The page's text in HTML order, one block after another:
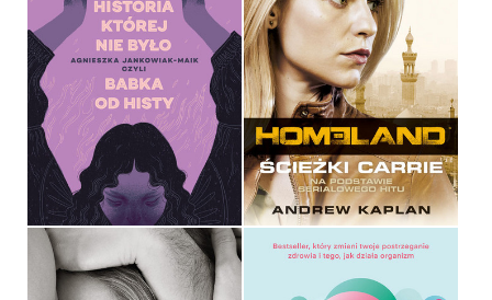
HISTORIA, KTÓREJ NIE
BYŁO
AGNIESZKA JANKOWIAK-
MAIK
OPRAWA MIĘKKA
49,99 ZŁ
HOMELAND
ANDREW KAPLAN
OPRAWA MIĘKKA
34,90 ZŁ